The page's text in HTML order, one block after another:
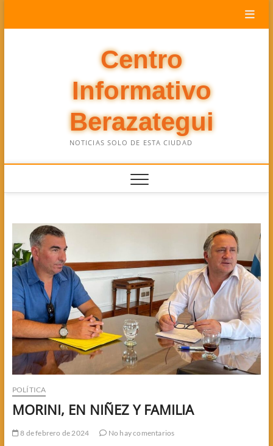
Centro
Informativo
Berazategui
NOTICIAS SOLO DE ESTA CIUDAD
POLÍTICA
MORINI, EN NIÑEZ Y FAMILIA
8 de febrero de 2024 No hay comentarios